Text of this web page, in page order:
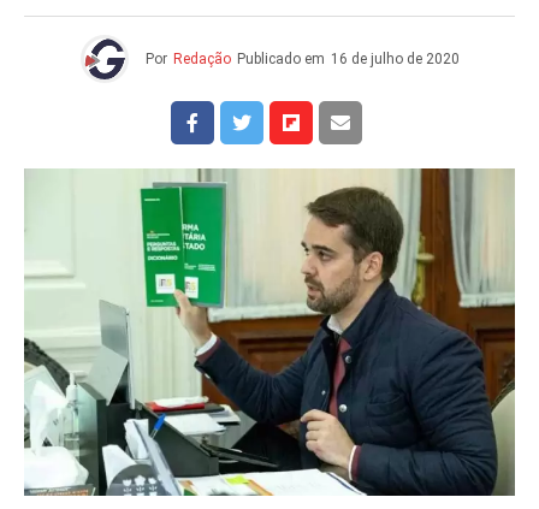
Por Redação Publicado em 16 de julho de 2020